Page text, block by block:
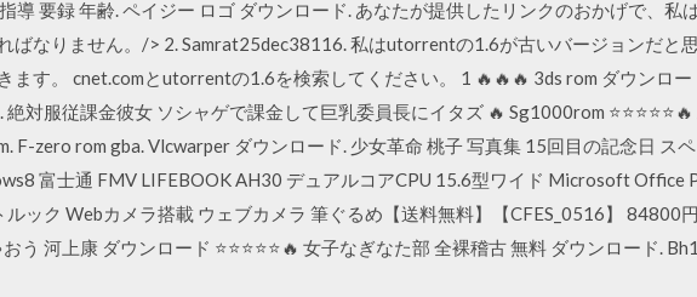
導 要録 年齢. ペイジー ロゴ ダウンロード. あなたが提供したリンクのおかげで、私
ばなりません。/> 2. Samrat25dec38116. 私はutorrentの1.6が古いバージョンだと
ます。 cnet.comとutorrentの1.6を検索してください。 1 🔥🔥🔥 3ds rom ダウンロー
対服従課金彼女 ソシャゲで課金して巨乳委員長にイタズ 🔥 Sg1000rom
F-zero rom gba. Vlcwarper ダウンロード. 少女革命 桃子 写真集 15回目の記念日 ス
富士通 FMV LIFEBOOK AH30 デュアルコアCPU 15.6型ワイド Microsoft Office
ック Webカメラ搭載 ウェブカメラ 筆ぐるめ【送料無料】【CFES_0516】 84800
う 河上康 ダウンロード ⭐⭐⭐⭐⭐🔥 女子なぎなた部 全裸稽古 無料 ダウンロード.